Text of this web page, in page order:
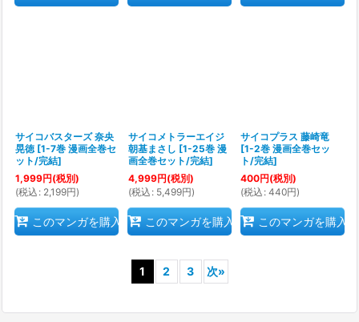
サイコバスターズ 奈央
晃徳 [1-7巻 漫画全巻セ
ット/完結]
1,999円(税別)
(税込 : 2,199円)
このマンガを購入
サイコメトラーエイジ
朝基まさし [1-25巻 漫
画全巻セット/完結]
4,999円(税別)
(税込 : 5,499円)
このマンガを購入
サイコプラス 藤崎竜
[1-2巻 漫画全巻セッ
ト/完結]
400円(税別)
(税込 : 440円)
このマンガを購入
1 2 3 次»